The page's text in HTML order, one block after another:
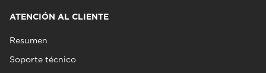
ATENCIÓN AL CLIENTE
Resumen
Soporte técnico